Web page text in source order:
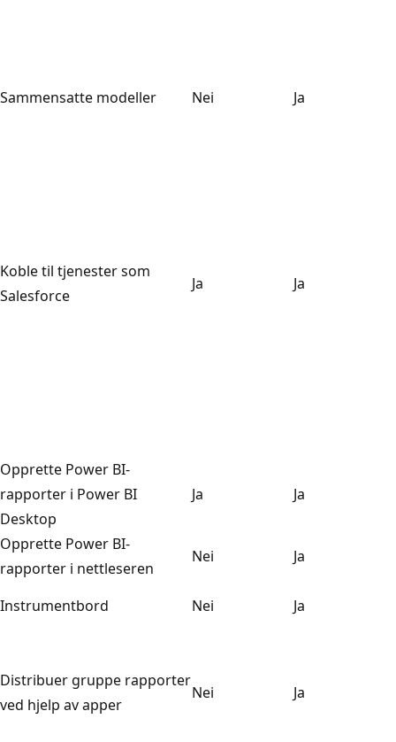
Sammensatte modeller Nei Ja
Koble til tjenester som
Salesforce
Ja Ja
Opprette Power BI-
rapporter i Power BI
Desktop
Ja Ja
Opprette Power BI-
rapporter i nettleseren
Nei Ja
Instrumentbord Nei Ja
Distribuer gruppe rapporter
ved hjelp av apper
Nei Ja